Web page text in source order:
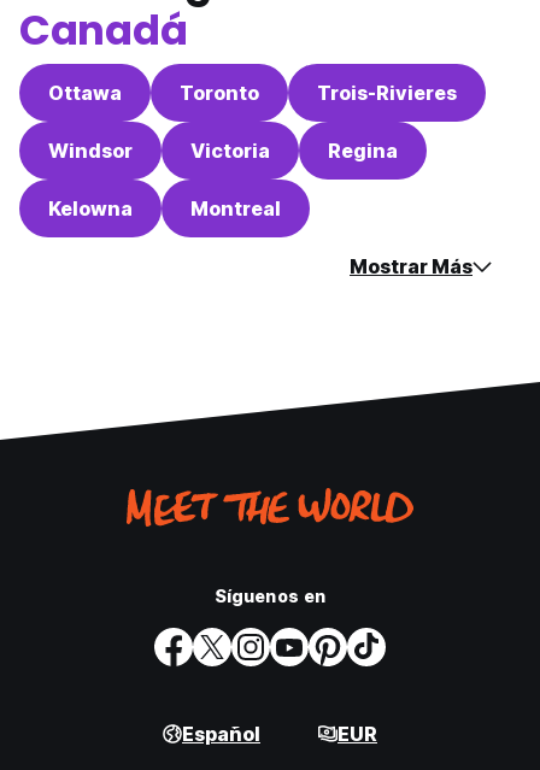
Canadá
Ottawa Toronto Trois-Rivieres
Windsor Victoria Regina
Kelowna Montreal
Mostrar Más
Síguenos en
Español EUR